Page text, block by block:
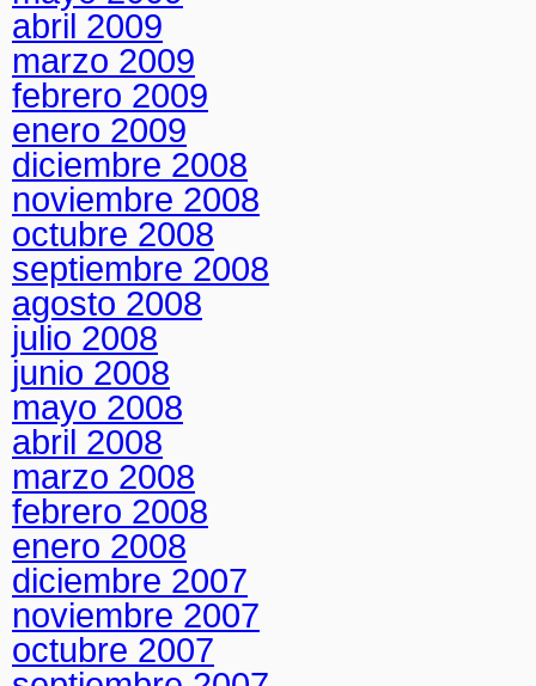
abril 2009
marzo 2009
febrero 2009
enero 2009
diciembre 2008
noviembre 2008
octubre 2008
septiembre 2008
agosto 2008
julio 2008
junio 2008
mayo 2008
abril 2008
marzo 2008
febrero 2008
enero 2008
diciembre 2007
noviembre 2007
octubre 2007